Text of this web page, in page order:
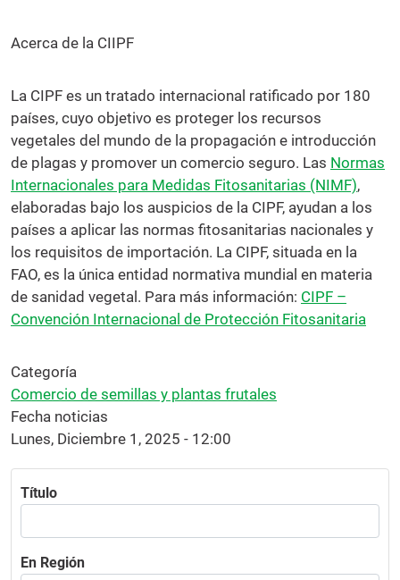
Acerca de la CIIPF
La CIPF es un tratado internacional ratificado por 180
países, cuyo objetivo es proteger los recursos
vegetales del mundo de la propagación e introducción
de plagas y promover un comercio seguro. Las Normas
Internacionales para Medidas Fitosanitarias (NIMF),
elaboradas bajo los auspicios de la CIPF, ayudan a los
países a aplicar las normas fitosanitarias nacionales y
los requisitos de importación. La CIPF, situada en la
FAO, es la única entidad normativa mundial en materia
de sanidad vegetal. Para más información: CIPF –
Convención Internacional de Protección Fitosanitaria
Categoría
Comercio de semillas y plantas frutales
Fecha noticias
Lunes, Diciembre 1, 2025 - 12:00
Título
En Región